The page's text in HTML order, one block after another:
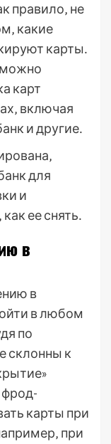
правило‚ не
какие
карты․
можно
карт
включая
и другие․
для
и
ее снять․
в
в
в любом
по
склонны к
фрод-
карты при
при